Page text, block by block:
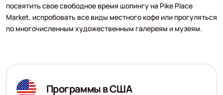
посвятить свое свободное время шопингу на Pike Place
Market, испробовать все виды местного кофе или прогуляться
по многочисленным художественным галереям и музеям.
Программы в США